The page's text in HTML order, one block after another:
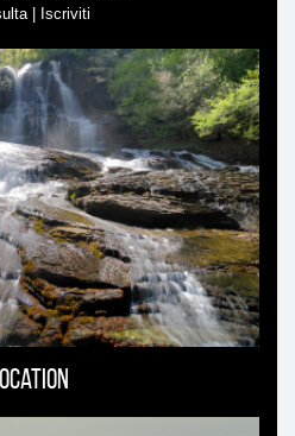
| Iscriviti